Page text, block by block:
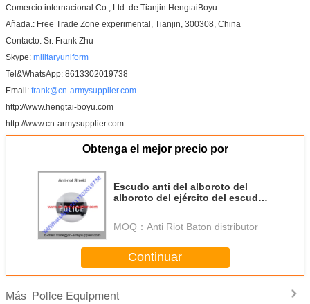
Comercio internacional Co., Ltd. de Tianjin HengtaiBoyu
Añada.: Free Trade Zone experimental, Tianjin, 300308, China
Contacto: Sr. Frank Zhu
Skype: militaryuniform
Tel&WhatsApp: 8613302019738
Email: frank@cn-armysupplier.com
http://www.hengtai-boyu.com
http://www.cn-armysupplier.com
Obtenga el mejor precio por
Escudo anti del alboroto del
alboroto del ejército del escudo
la PC
MOQ： Anti Riot Baton distributor
Continuar
Más Police Equipment